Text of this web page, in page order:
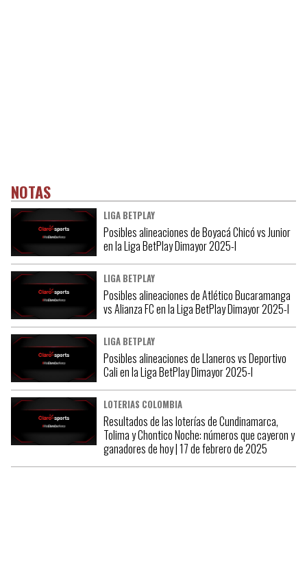
NOTAS
LIGA BETPLAY
Posibles alineaciones de Boyacá Chicó vs Junior
en la Liga BetPlay Dimayor 2025-I
LIGA BETPLAY
Posibles alineaciones de Atlético Bucaramanga
vs Alianza FC en la Liga BetPlay Dimayor 2025-I
LIGA BETPLAY
Posibles alineaciones de Llaneros vs Deportivo
Cali en la Liga BetPlay Dimayor 2025-I
LOTERIAS COLOMBIA
Resultados de las loterías de Cundinamarca,
Tolima y Chontico Noche: números que cayeron y
ganadores de hoy | 17 de febrero de 2025